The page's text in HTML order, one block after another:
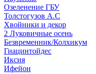
Озеленение ГБУ
Толстогузов А.С
Хвойники и декор
2 Луковичные осень
Безвременник/Колхикум
Гиацинтойдес
Иксия
Ифейон